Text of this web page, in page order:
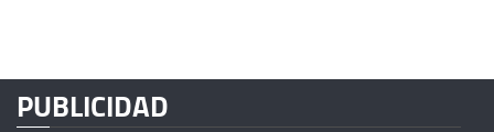
PUBLICIDAD